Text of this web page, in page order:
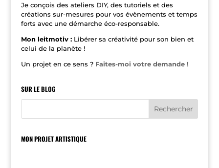
v
e
:
Je conçois des ateliers DIY, des tutoriels et des
créations sur-mesures pour vos évènements et temps
forts avec une démarche éco-responsable.
Mon leitmotiv : Libérer sa créativité pour son bien et
celui de la planète !
Un projet en ce sens ? Faites-moi votre demande !
SUR LE BLOG
MON PROJET ARTISTIQUE